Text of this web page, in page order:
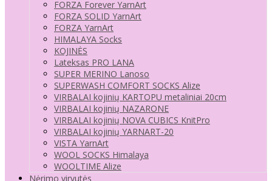
FORZA Forever YarnArt
FORZA SOLID YarnArt
FORZA YarnArt
HIMALAYA Socks
KOJINĖS
Lateksas PRO LANA
SUPER MERINO Lanoso
SUPERWASH COMFORT SOCKS Alize
VIRBALAI kojinių KARTOPU metaliniai 20cm
VIRBALAI kojinių NAZARONE
VIRBALAI kojinių NOVA CUBICS KnitPro
VIRBALAI kojinių YARNART-20
VISTA YarnArt
WOOL SOCKS Himalaya
WOOLTIME Alize
Nėrimo virvutės